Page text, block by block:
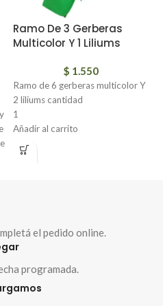
Ramo De 3 Gerberas
Multicolor Y 1 Liliums
$ 1.550
Ramo de 6 gerberas multicolor Y
2 liliums cantidad
1
Añadir al carrito
Ramo de 6 gerberas multicolor Y
2 liliums, Un ramo de gerberas y
sentimientos. Los liliums, con su
elegancia y fragancia, expresan
espiritual. Juntas, forman un
mensaje de luz, aprecio y
el pedido online.
programada.